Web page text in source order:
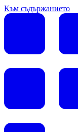
Към съдържанието